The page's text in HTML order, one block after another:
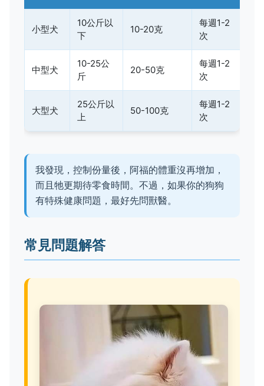
小型犬
10公斤以
下
10-20克
每週1-2
次
中型犬
10-25公
斤
20-50克
每週1-2
次
大型犬
25公斤以
上
50-100克
每週1-2
次
我發現，控制份量後，阿福的體重沒再增加，
而且牠更期待零食時間。不過，如果你的狗狗
有特殊健康問題，最好先問獸醫。
常見問題解答